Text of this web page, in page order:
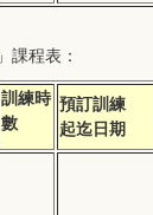
」課程表：
訓練時
數
預訂訓練
起迄日期